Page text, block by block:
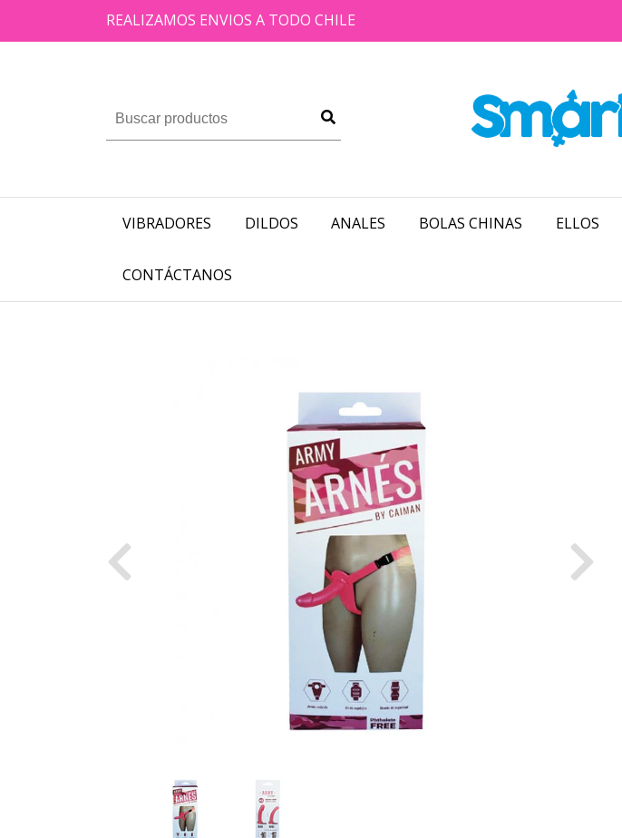
REALIZAMOS ENVIOS A TODO CHILE
VIBRADORES DILDOS ANALES BOLAS CHINAS ELLOS
CONTÁCTANOS
Previous Next